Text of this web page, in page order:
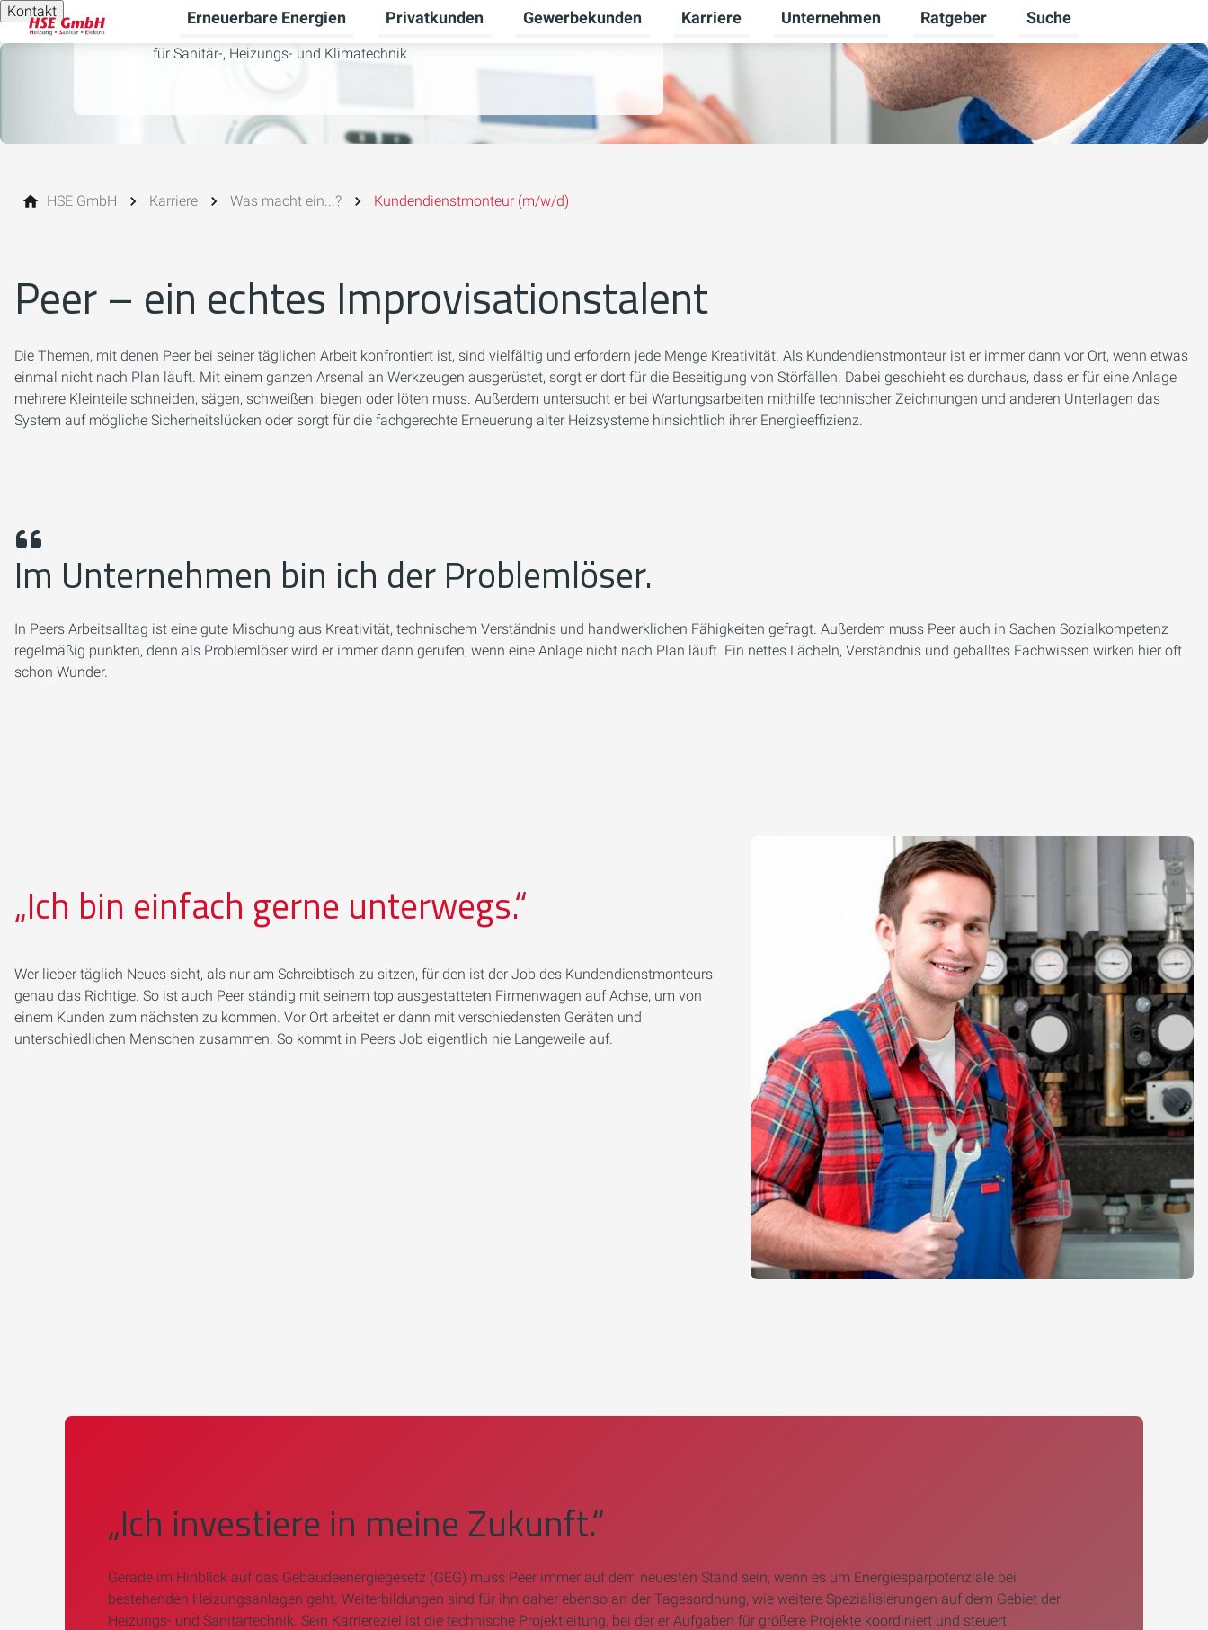
Kontakt Erneuerbare Energien
Untermenü für Erneuerbare Energien umschalten
Privatkunden
Untermenü für Privatkunden umschalten
Gewerbekunden
Untermenü für Gewerbekunden umschalten
Karriere
Untermenü für Karriere umschalten
Unternehmen
Untermenü für Unternehmen umschalten
Ratgeber
Untermenü für Ratgeber
Suche
für Sanitär-, Heizungs- und Klimatechnik
HSE GmbH Karriere Was macht ein...? Kundendienstmonteur (m/w/d)
Peer – ein echtes Improvisationstalent
Die Themen, mit denen Peer bei seiner täglichen Arbeit konfrontiert ist, sind vielfältig und erfordern jede Menge Kreativität. Als Kundendienstmonteur ist er immer dann vor Ort, wenn etwas
einmal nicht nach Plan läuft. Mit einem ganzen Arsenal an Werkzeugen ausgerüstet, sorgt er dort für die Beseitigung von Störfällen. Dabei geschieht es durchaus, dass er für eine Anlage
mehrere Kleinteile schneiden, sägen, schweißen, biegen oder löten muss. Außerdem untersucht er bei Wartungsarbeiten mithilfe technischer Zeichnungen und anderen Unterlagen das
System auf mögliche Sicherheitslücken oder sorgt für die fachgerechte Erneuerung alter Heizsysteme hinsichtlich ihrer Energieeffizienz.
Im Unternehmen bin ich der Problemlöser.
In Peers Arbeitsalltag ist eine gute Mischung aus Kreativität, technischem Verständnis und handwerklichen Fähigkeiten gefragt. Außerdem muss Peer auch in Sachen Sozialkompetenz
regelmäßig punkten, denn als Problemlöser wird er immer dann gerufen, wenn eine Anlage nicht nach Plan läuft. Ein nettes Lächeln, Verständnis und geballtes Fachwissen wirken hier oft
schon Wunder.
„Ich bin einfach gerne unterwegs.“
Wer lieber täglich Neues sieht, als nur am Schreibtisch zu sitzen, für den ist der Job des Kundendienstmonteurs
genau das Richtige. So ist auch Peer ständig mit seinem top ausgestatteten Firmenwagen auf Achse, um von
einem Kunden zum nächsten zu kommen. Vor Ort arbeitet er dann mit verschiedensten Geräten und
unterschiedlichen Menschen zusammen. So kommt in Peers Job eigentlich nie Langeweile auf.
„Ich investiere in meine Zukunft.“
Gerade im Hinblick auf das Gebäudeenergiegesetz (GEG) muss Peer immer auf dem neuesten Stand sein, wenn es um Energiesparpotenziale bei
bestehenden Heizungsanlagen geht. Weiterbildungen sind für ihn daher ebenso an der Tagesordnung, wie weitere Spezialisierungen auf dem Gebiet der
Heizungs- und Sanitärtechnik. Sein Karriereziel ist die technische Projektleitung, bei der er Aufgaben für größere Projekte koordiniert und steuert.